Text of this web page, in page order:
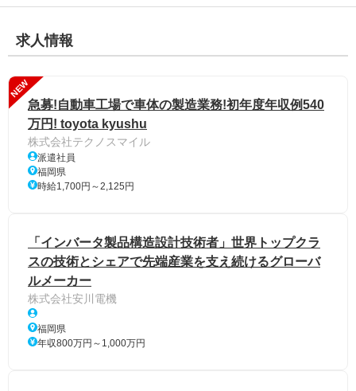
求人情報
NEW
急募!自動車工場で車体の製造業務!初年度年収例540
万円! toyota kyushu
株式会社テクノスマイル
派遣社員
福岡県
時給1,700円～2,125円
「インバータ製品構造設計技術者」世界トップクラ
スの技術とシェアで先端産業を支え続けるグローバ
ルメーカー
株式会社安川電機
福岡県
年収800万円～1,000万円